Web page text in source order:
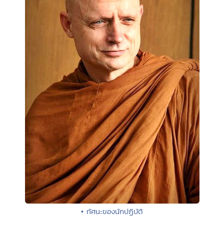
• ทัศนะของนักปฏิบัติ